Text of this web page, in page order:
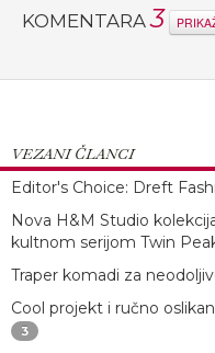
KOMENTARA3
VEZANI ČLANCI
Editor's Choice: Dreft
Nova H&M Studio
kultnom serijom Twin
Traper komadi za
Cool projekt i ručno
3